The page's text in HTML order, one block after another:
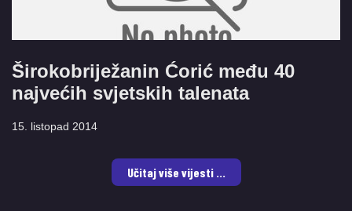
Širokobriježanin Ćorić među 40
najvećih svjetskih talenata
15. listopad 2014
Učitaj više vijesti ...